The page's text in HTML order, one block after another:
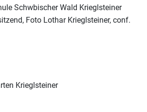
Foto Lothar Krieglsteiner, conf.